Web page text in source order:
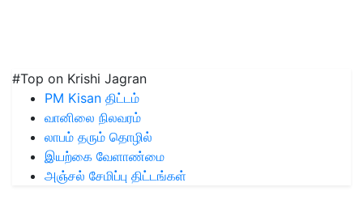
#Top on Krishi Jagran
PM Kisan திட்டம்
வானிலை நிலவரம்
லாபம் தரும் தொழில்
இயற்கை வேளாண்மை
அஞ்சல் சேமிப்பு திட்டங்கள்